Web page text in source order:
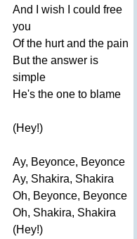
And
wish could free
you
Of the hurt and the pain
But the answer is
simple
He's the one to blame
(Hey!)
Ay, Beyonce, Beyonce
Ay, Shakira, Shakira
Oh, Beyonce, Beyonce
Oh, Shakira, Shakira
(Hey!)